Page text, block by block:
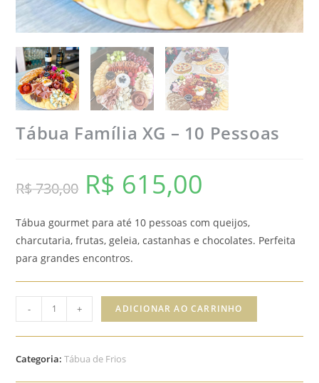
Tábua Família XG – 10 Pessoas
R$730,00
O
original
era:
R$ 615,00
atual
é:
Tábua gourmet para até 10 pessoas com queijos,
charcutaria, frutas, geleia, castanhas e chocolates. Perfeita
para grandes encontros.
Família
XG
-
- + ADICIONAR AO CARRINHO
Categoria:Tábua de Frios